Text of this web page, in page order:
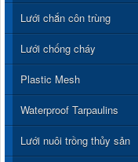
Lưới chắn côn trùng
Lưới chống cháy
Plastic Mesh
Waterproof Tarpaulins
Lưới nuôi trồng thủy sản